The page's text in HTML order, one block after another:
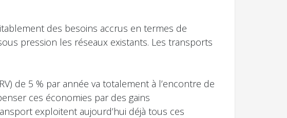
des besoins accrus en termes de
pression les réseaux existants. Les transports
de 5 % par année va totalement à l’encontre de
ces économies par des gains
exploitent aujourd’hui déjà tous ces